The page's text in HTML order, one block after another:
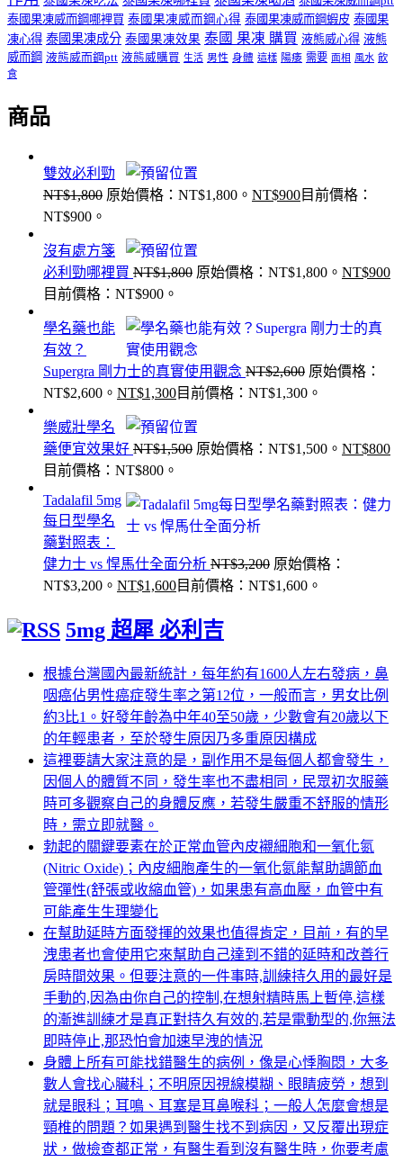
泰國果凍威而鋼哪裡買 泰國果凍威而鋼心得 泰國果凍威而鋼蝦皮 泰國果
凍心得 泰國果凍成分 泰國果凍效果 泰國 果凍 購買 液態威心得 液態
威而鋼 液態威而鋼ptt 液態威購買 生活 男性 身體 這樣 陽痿 需要 面相 風水 飲
食
商品
雙效必利勁
NT$1,800 原始價格：NT$1,800。 NT$900目前價格：
NT$900。
沒有處方箋
必利勁哪裡買 NT$1,800 原始價格：NT$1,800。 NT$900
目前價格：NT$900。
學名藥也能
有效？
Supergra 剛力士的真實使用觀念 NT$2,600 原始價格：
NT$2,600。 NT$1,300目前價格：NT$1,300。
樂威壯學名
藥便宜效果好 NT$1,500 原始價格：NT$1,500。 NT$800
目前價格：NT$800。
Tadalafil 5mg
每日型學名
藥對照表：
健力士 vs 悍馬仕全面分析 NT$3,200 原始價格：
NT$3,200。 NT$1,600目前價格：NT$1,600。
5mg 超犀 必利吉
根據台灣國內最新統計，每年約有1600人左右發病，鼻
咽癌佔男性癌症發生率之第12位，一般而言，男女比例
約3比1。好發年齡為中年40至50歲，少數會有20歲以下
的年輕患者，至於發生原因乃多重原因構成
這裡要請大家注意的是，副作用不是每個人都會發生，
因個人的體質不同，發生率也不盡相同，民眾初次服藥
時可多觀察自己的身體反應，若發生嚴重不舒服的情形
時，需立即就醫。
勃起的關鍵要素在於正常血管內皮襯細胞和一氧化氮
(Nitric Oxide)；內皮細胞產生的一氧化氮能幫助調節血
管彈性(舒張或收縮血管)，如果患有高血壓，血管中有
可能產生生理變化
在幫助延時方面發揮的效果也值得肯定，目前，有的早
洩患者也會使用它來幫助自己達到不錯的延時和改善行
房時間效果。但要注意的一件事時,訓練持久用的最好是
手動的,因為由你自己的控制,在想射精時馬上暫停,這樣
的漸進訓練才是真正對持久有效的,若是電動型的,你無法
即時停止,那恐怕會加速早洩的情況
身體上所有可能找錯醫生的病例，像是心悸胸悶，大多
數人會找心臟科；不明原因視線模糊、眼睛疲勞，想到
就是眼科；耳鳴、耳塞是耳鼻喉科；一般人怎麼會想是
頸椎的問題？如果遇到醫生找不到病因，又反覆出現症
狀，做檢查都正常，有醫生看到沒有醫生時，你要考慮